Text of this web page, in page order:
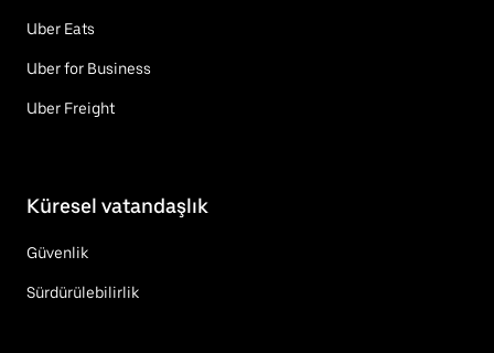
Uber Eats
Uber for Business
Uber Freight
Küresel vatandaşlık
Güvenlik
Sürdürülebilirlik